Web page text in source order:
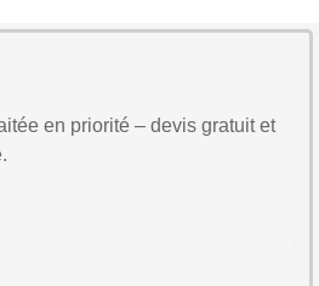
en priorité – devis gratuit et